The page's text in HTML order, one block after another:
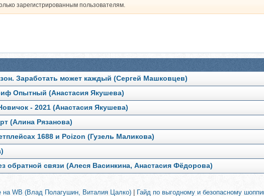
зарегистрированным пользователям.
Заработать может каждый (Сергей Машковцев)
Опытный (Анастасия Якушева)
- 2021 (Анастасия Якушева)
(Алина Рязанова)
1688 и Poizon (Гузель Маликова)
обратной связи (Алеся Васинкина, Анастасия Фёдорова)
на WB (Влад Полагушин, Виталия Цалко) Гайд по выгодному и безопасному